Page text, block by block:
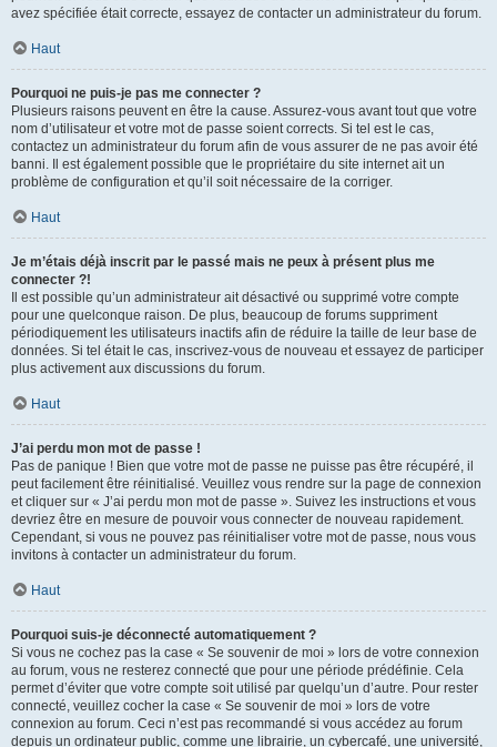
avez spécifiée était correcte, essayez de contacter un administrateur du forum.
Haut
Pourquoi ne puis-je pas me connecter ?
Plusieurs raisons peuvent en être la cause. Assurez-vous avant tout que votre
nom d’utilisateur et votre mot de passe soient corrects. Si tel est le cas,
contactez un administrateur du forum afin de vous assurer de ne pas avoir été
banni. Il est également possible que le propriétaire du site internet ait un
problème de configuration et qu’il soit nécessaire de la corriger.
Haut
Je m’étais déjà inscrit par le passé mais ne peux à présent plus me
connecter ?!
Il est possible qu’un administrateur ait désactivé ou supprimé votre compte
pour une quelconque raison. De plus, beaucoup de forums suppriment
périodiquement les utilisateurs inactifs afin de réduire la taille de leur base de
données. Si tel était le cas, inscrivez-vous de nouveau et essayez de participer
plus activement aux discussions du forum.
Haut
J’ai perdu mon mot de passe !
Pas de panique ! Bien que votre mot de passe ne puisse pas être récupéré, il
peut facilement être réinitialisé. Veuillez vous rendre sur la page de connexion
et cliquer sur « J’ai perdu mon mot de passe ». Suivez les instructions et vous
devriez être en mesure de pouvoir vous connecter de nouveau rapidement.
Cependant, si vous ne pouvez pas réinitialiser votre mot de passe, nous vous
invitons à contacter un administrateur du forum.
Haut
Pourquoi suis-je déconnecté automatiquement ?
Si vous ne cochez pas la case « Se souvenir de moi » lors de votre connexion
au forum, vous ne resterez connecté que pour une période prédéfinie. Cela
permet d’éviter que votre compte soit utilisé par quelqu’un d’autre. Pour rester
connecté, veuillez cocher la case « Se souvenir de moi » lors de votre
connexion au forum. Ceci n’est pas recommandé si vous accédez au forum
depuis un ordinateur public, comme une librairie, un cybercafé, une université,